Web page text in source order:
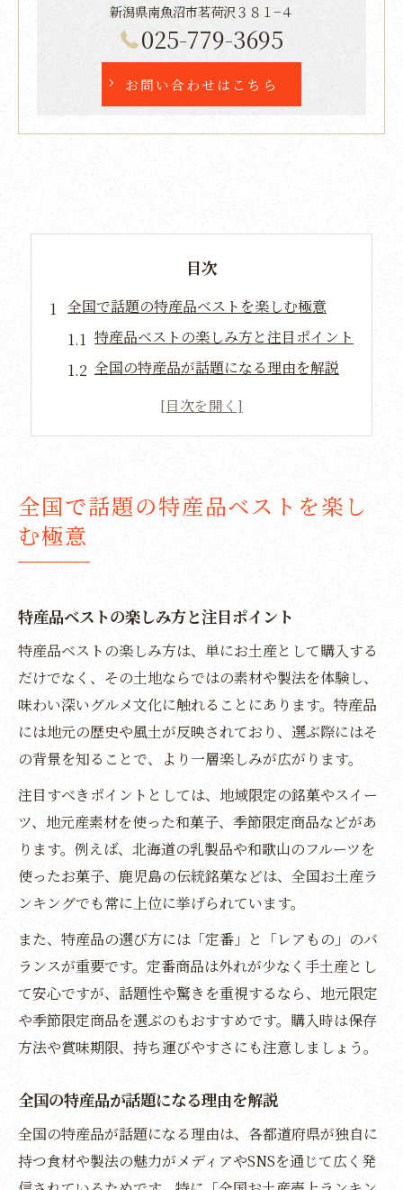
新潟県南魚沼市茗荷沢３８１−４
025-779-3695
お問い合わせはこちら
目次
全国で話題の特産品ベストを楽しむ極意
特産品ベストの楽しみ方と注目ポイント
全国の特産品が話題になる理由を解説
特産品ベスト選出の基準と魅力比較
特産品選びで大切なポイント徹底解説
旅行の記憶に残る特産品の選定基準
特産品で思い出を彩るアレンジ活用法
特産品ベストが贈り物で喜ばれる理由
特産品ベストが贈り物で選ばれる理由
贈る相手別の特産品ベスト活用ポイント
特産品が心に残るプレゼントになる秘訣
口コミで支持される特産品ベストの魅力
特産品ならではの贈り物体験を提案
お土産選びに特産品を取り入れるコツ
特産品でお土産選びが楽しくなる理由
特産品を活かしたお土産選び実践術
用途別に選ぶ特産品お土産活用法
特産品ベストで差がつくお土産提案
2025年注目の特産品とグルメ体験術
グルメ体験で広がる特産品の魅力発見
特産品ベストを活用した体験型旅行術
話題の特産品で味わう2025年グルメ旅
全国で話題の特産品ベストを楽し
む極意
特産品ベストの楽しみ方と注目ポイント
特産品ベストの楽しみ方は、単にお土産として購入する
だけでなく、その土地ならではの素材や製法を体験し、
味わい深いグルメ文化に触れることにあります。特産品
には地元の歴史や風土が反映されており、選ぶ際にはそ
の背景を知ることで、より一層楽しみが広がります。
注目すべきポイントとしては、地域限定の銘菓やスイー
ツ、地元産素材を使った和菓子、季節限定商品などがあ
ります。例えば、北海道の乳製品や和歌山のフルーツを
使ったお菓子、鹿児島の伝統銘菓などは、全国お土産ラ
ンキングでも常に上位に挙げられています。
また、特産品の選び方には「定番」と「レアもの」のバ
ランスが重要です。定番商品は外れが少なく手土産とし
て安心ですが、話題性や驚きを重視するなら、地元限定
や季節限定商品を選ぶのもおすすめです。購入時は保存
方法や賞味期限、持ち運びやすさにも注意しましょう。
全国の特産品が話題になる理由を解説
全国の特産品が話題になる理由は、各都道府県が独自に
持つ食材や製法の魅力がメディアやSNSを通じて広く発